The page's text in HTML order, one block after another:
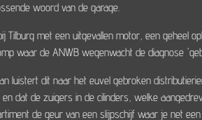
woord van de garage.
met een uitgevallen motor, een geheel
waar de ANWB wegenwacht de diagnose
luistert dit naar het euvel gebroken
dat de zuigers in de cilinders, welke
de geur van een slijpschijf waar je net